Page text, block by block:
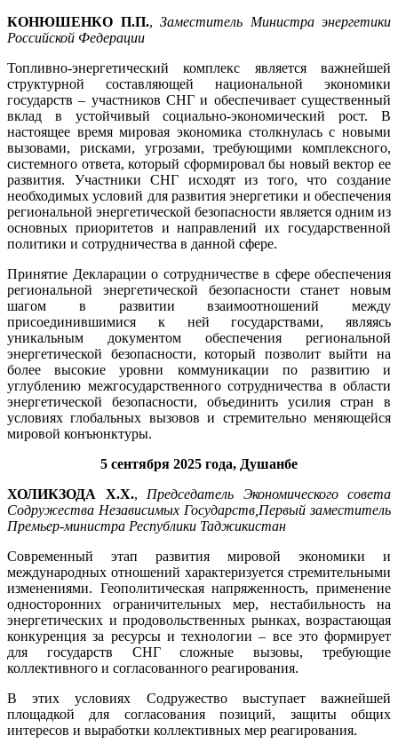
КОНЮШЕНКО П.П., Заместитель Министра энергетики
Российской Федерации
Топливно-энергетический комплекс является важнейшей
структурной составляющей национальной экономики
государств – участников СНГ и обеспечивает существенный
вклад в устойчивый социально-экономический рост. В
настоящее время мировая экономика столкнулась с новыми
вызовами, рисками, угрозами, требующими комплексного,
системного ответа, который сформировал бы новый вектор ее
развития. Участники СНГ исходят из того, что создание
необходимых условий для развития энергетики и обеспечения
региональной энергетической безопасности является одним из
основных приоритетов и направлений их государственной
политики и сотрудничества в данной сфере.
Принятие Декларации о сотрудничестве в сфере обеспечения
региональной энергетической безопасности станет новым
шагом в развитии взаимоотношений между
присоединившимися к ней государствами, являясь
уникальным документом обеспечения региональной
энергетической безопасности, который позволит выйти на
более высокие уровни коммуникации по развитию и
углублению межгосударственного сотрудничества в области
энергетической безопасности, объединить усилия стран в
условиях глобальных вызовов и стремительно меняющейся
мировой конъюнктуры.
5 сентября 2025 года, Душанбе
ХОЛИКЗОДА Х.Х., Председатель Экономического совета
Содружества Независимых Государств, Первый заместитель
Премьер-министра Республики Таджикистан
Современный этап развития мировой экономики и
международных отношений характеризуется стремительными
изменениями. Геополитическая напряженность, применение
односторонних ограничительных мер, нестабильность на
энергетических и продовольственных рынках, возрастающая
конкуренция за ресурсы и технологии – все это формирует
для государств СНГ сложные вызовы, требующие
коллективного и согласованного реагирования.
В этих условиях Содружество выступает важнейшей
площадкой для согласования позиций, защиты общих
интересов и выработки коллективных мер реагирования.